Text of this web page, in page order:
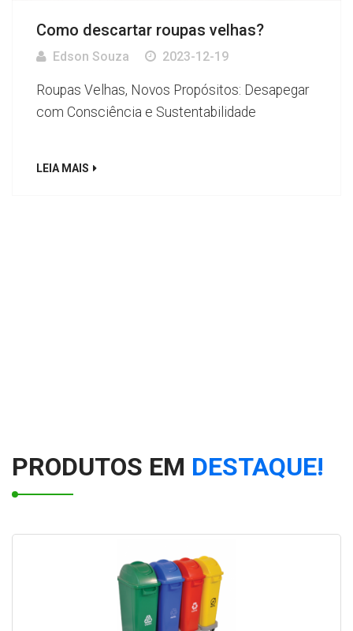
Como descartar roupas velhas?
Edson Souza 2023-12-19
Roupas Velhas, Novos Propósitos: Desapegar
com Consciência e Sustentabilidade
LEIA MAIS
PRODUTOS EM DESTAQUE!